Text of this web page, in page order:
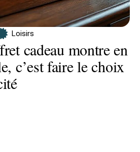
Loisirs
cadeau montre en
c’est faire le choix